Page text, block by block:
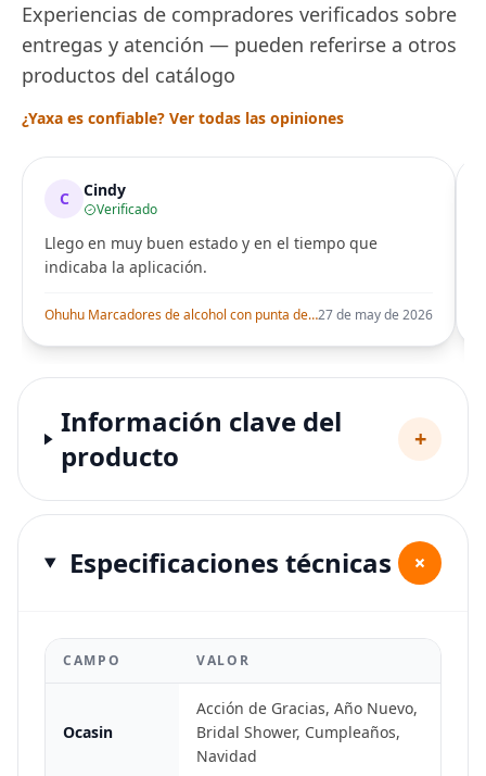
Experiencias de compradores verificados sobre
entregas y atención — pueden referirse a otros
productos del catálogo
¿Yaxa es confiable? Ver todas las opiniones
C Cindy
Verificado
Llego en muy buen estado y en el tiempo que
indicaba la aplicación.
Ohuhu Marcadores de alcohol con punta de pincel – Juego de marcadores artísticos de doble punta con certificación AP para artistas adultos27 de may de 2026
Información clave del
producto
+
Especificaciones técnicas +
CAMPO VALOR
Ocasin
Acción de Gracias, Año Nuevo,
Bridal Shower, Cumpleaños,
Navidad